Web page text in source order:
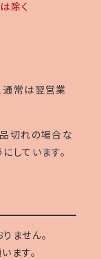
除く
通常は翌営業
切れの場合な
しています。
ません。
ます。